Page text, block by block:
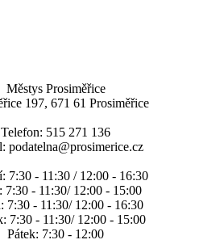
Městys Prosiměřice
197, 671 61 Prosiměřice
Telefon: 515 271 136
podatelna@prosimerice.cz
7:30 - 11:30 / 12:00 - 16:30
7:30 - 11:30/ 12:00 - 15:00
7:30 - 11:30/ 12:00 - 16:30
7:30 - 11:30/ 12:00 - 15:00
Pátek: 7:30 - 12:00